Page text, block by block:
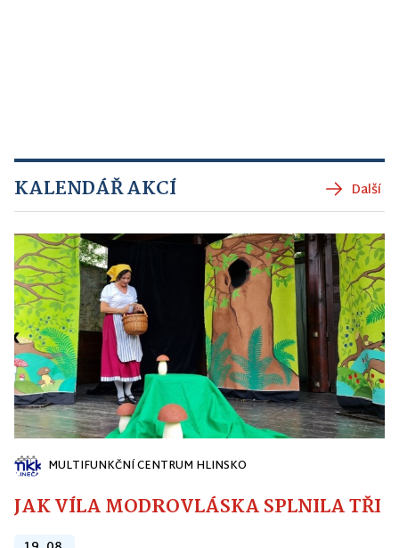
KALENDÁŘ AKCÍ Další
MULTIFUNKČNÍ CENTRUM HLINSKO
JAK VÍLA MODROVLÁSKA SPLNILA